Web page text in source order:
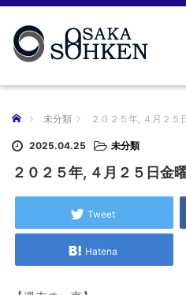
ホーム 未分類 ２０２５年, ４月２５
2025.04.25 未分類
２０２５年, ４月２５日金
Tweet
Hatena